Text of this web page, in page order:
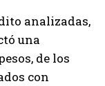
analizadas,
una
de los
con